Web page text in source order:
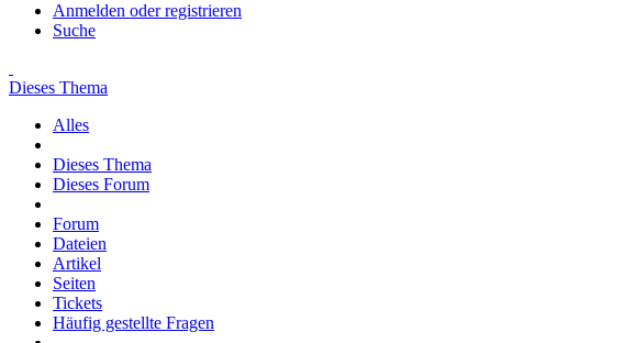
Anmelden oder registrieren
Suche
Dieses Thema
Alles
Dieses Thema
Dieses Forum
Forum
Dateien
Artikel
Seiten
Tickets
Häufig gestellte Fragen